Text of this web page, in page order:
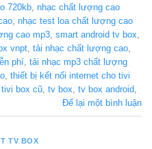
720kb, nhạc chất lượng cao
, nhạc test loa chất lượng cao
cao mp3, smart android tv box,
vnpt, tải nhạc chất lượng cao,
phí, tải nhạc mp3 chất lượng
, thiết bị kết nối internet cho tivi
tivi box cũ, tv box, tv box android,
Để lại một bình luận
TV BOX